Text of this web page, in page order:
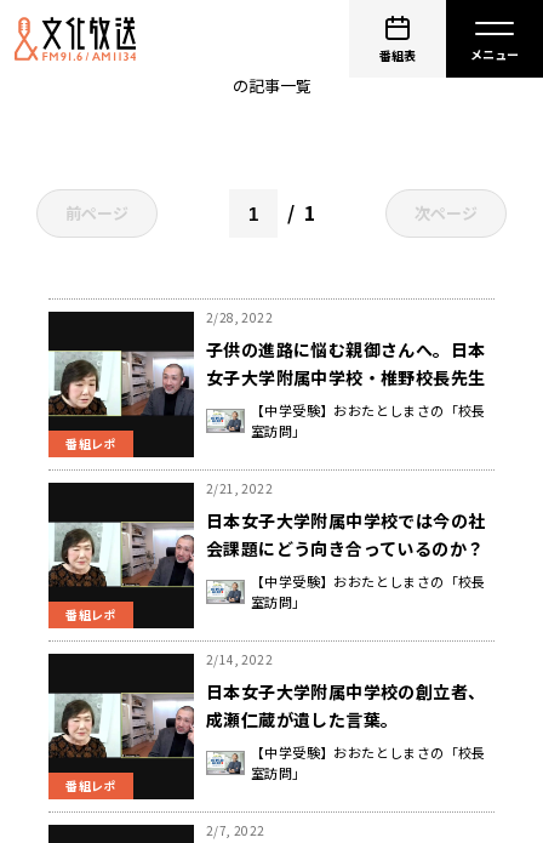
番組表
の記事一覧
前ページ 1 次ページ
番組レポ
2/28, 2022
子供の進路に悩む親御さんへ。日本
女子大学附属中学校・椎野校長先生
の言葉。【中学受験】おおたとしまさの「校長
室訪問」
番組レポ
2/21, 2022
日本女子大学附属中学校では今の社
会課題にどう向き合っているのか？
【中学受験】おおたとしまさの「校長
室訪問」
番組レポ
2/14, 2022
日本女子大学附属中学校の創立者、
成瀬仁蔵が遺した言葉。
【中学受験】おおたとしまさの「校長
室訪問」
2/7, 2022